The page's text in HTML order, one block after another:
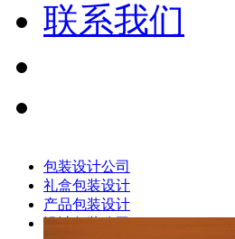
联系我们
包装设计公司
礼盒包装设计
产品包装设计